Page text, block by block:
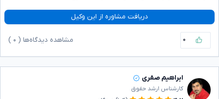
دریافت مشاوره از این وکیل
۰ مشاهده دیدگاه‌ها ( ۰
ابراهیم صفری
کارشناس ارشد حقوق